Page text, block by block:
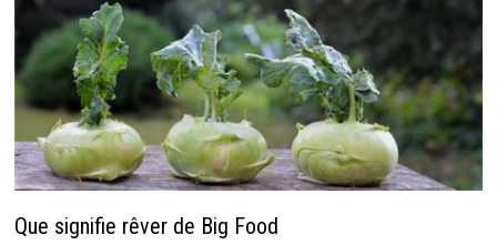
Que signifie rêver de Big Food